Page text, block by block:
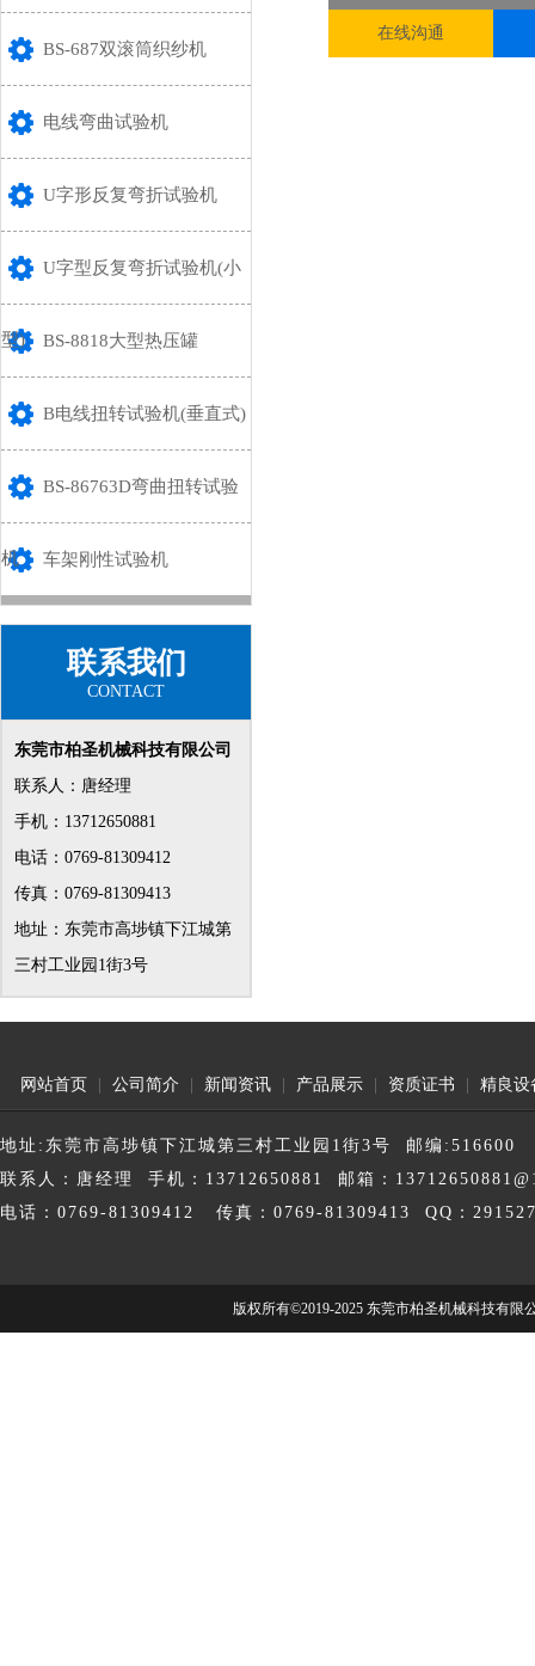
BS-687双滚筒织纱机
电线弯曲试验机
U字形反复弯折试验机
U字型反复弯折试验机(小
型) BS-8818大型热压罐
B电线扭转试验机(垂直式)
BS-86763D弯曲扭转试验
机 车架刚性试验机
联系我们
CONTACT
东莞市柏圣机械科技有限公司
联系人：唐经理
手机：13712650881
电话：0769-81309412
传真：0769-81309413
地址：东莞市高埗镇下江城第
三村工业园1街3号
在线沟通
网站首页 公司简介 新闻资讯 产品展示 资质证书 精良设
地址:东莞市高埗镇下江城第三村工业园1街3号 邮编:516600
联系人：唐经理 手机：13712650881 邮箱：
电话：0769-81309412 传真：0769-81309413 QQ：
版权所有©2019-2025 东莞市柏圣机械科技有限